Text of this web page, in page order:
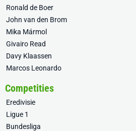
Ronald de Boer
John van den Brom
Mika Mármol
Givairo Read
Davy Klaassen
Marcos Leonardo
Competities
Eredivisie
Ligue 1
Bundesliga